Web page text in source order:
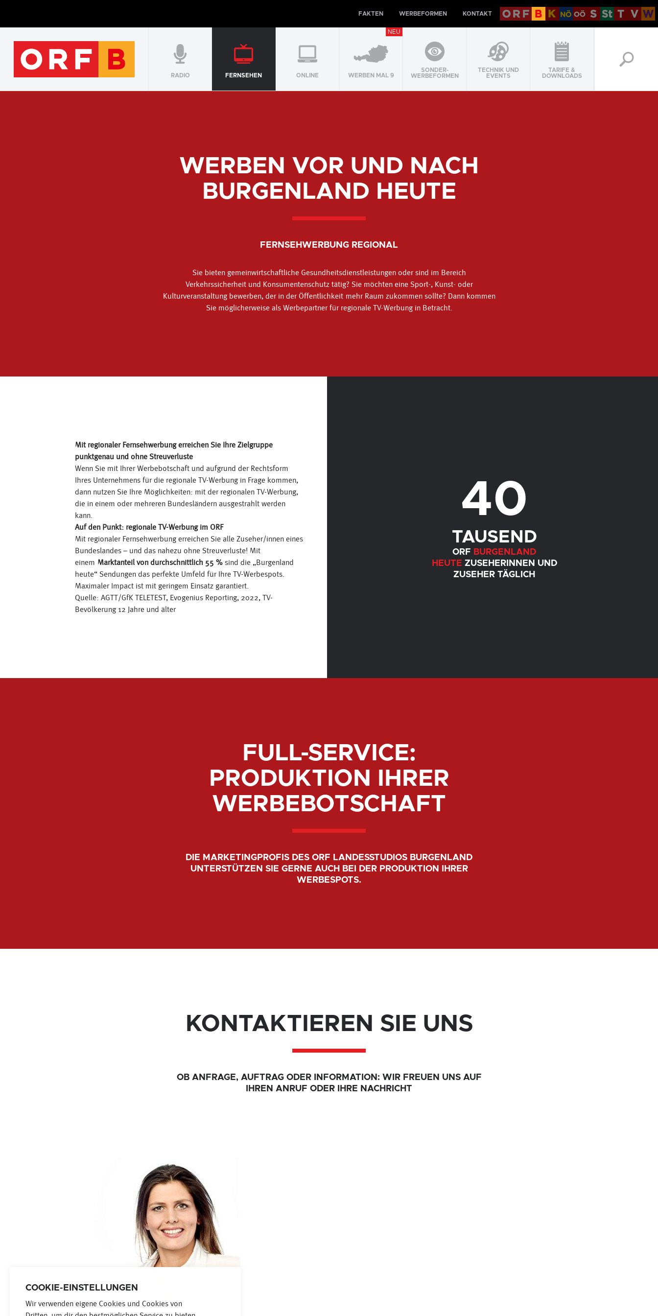
FAKTEN WERBEFORMEN KONTAKT
RADIO FERNSEHEN ONLINE
NEU
WERBEN MAL 9
SONDER-
WERBEFORMEN
TECHNIK UND
EVENTS
TARIFE &
DOWNLOADS
WERBEN VOR UND NACH
BURGENLAND HEUTE
FERNSEHWERBUNG REGIONAL
Sie bieten gemeinwirtschaftliche Gesundheitsdienstleistungen oder sind im Bereich
Verkehrssicherheit und Konsumentenschutz tätig? Sie möchten eine Sport-, Kunst- oder
Kulturveranstaltung bewerben, der in der Öffentlichkeit mehr Raum zukommen sollte? Dann kommen
Sie möglicherweise als Werbepartner für regionale TV-Werbung in Betracht.
Mit regionaler Fernsehwerbung erreichen Sie Ihre Zielgruppe
punktgenau und ohne Streuverluste
Wenn Sie mit Ihrer Werbebotschaft und aufgrund der Rechtsform
Ihres Unternehmens für die regionale TV-Werbung in Frage kommen,
dann nutzen Sie Ihre Möglichkeiten: mit der regionalen TV-Werbung,
die in einem oder mehreren Bundesländern ausgestrahlt werden
kann.
Auf den Punkt: regionale TV-Werbung im ORF
Mit regionaler Fernsehwerbung erreichen Sie alle Zuseher/innen eines
Bundeslandes – und das nahezu ohne Streuverluste! Mit
einem Marktanteil von durchschnittlich 55 %sind die „Burgenland
heute“ Sendungen das perfekte Umfeld für Ihre TV-Werbespots.
Maximaler Impact ist mit geringem Einsatz garantiert.
Quelle: AGTT/GfK TELETEST, Evogenius Reporting, 2022, TV-
Bevölkerung 12 Jahre und älter
40
TAUSEND
ORF BURGENLAND
HEUTE ZUSEHERINNEN UND
ZUSEHER TÄGLICH
FULL-SERVICE:
PRODUKTION IHRER
WERBEBOTSCHAFT
DIE MARKETINGPROFIS DES ORF LANDESSTUDIOS BURGENLAND
UNTERSTÜTZEN SIE GERNE AUCH BEI DER PRODUKTION IHRER
WERBESPOTS.
KONTAKTIEREN SIE UNS
OB ANFRAGE, AUFTRAG ODER INFORMATION: WIR FREUEN UNS AUF
IHREN ANRUF ODER IHRE NACHRICHT
COOKIE-EINSTELLUNGEN
Wir verwenden eigene Cookies und Cookies von